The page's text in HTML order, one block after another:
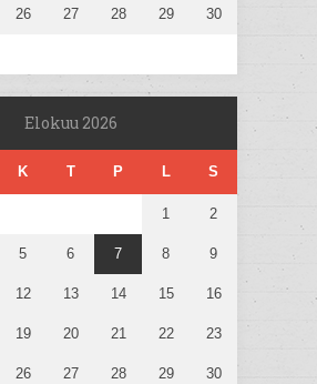
26 27 28 29 30
Elokuu 2026
K T P L S
1 2
5 6 7 8 9
12 13 14 15 16
19 20 21 22 23
26 27 28 29 30